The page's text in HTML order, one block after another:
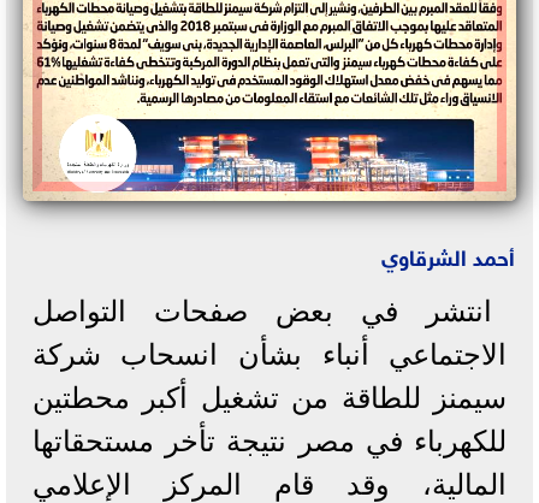
أحمد الشرقاوي
انتشر في بعض صفحات التواصل
الاجتماعي أنباء بشأن انسحاب شركة
سيمنز للطاقة من تشغيل أكبر محطتين
للكهرباء في مصر نتيجة تأخر مستحقاتها
المالية، وقد قام المركز الإعلامي